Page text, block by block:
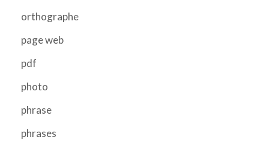
orthographe
page web
pdf
photo
phrase
phrases